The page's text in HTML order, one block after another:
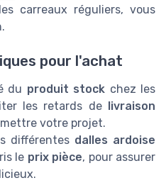
carreaux réguliers, vous
pour l'achat
du produit stock chez les
les retards de
livraison
votre projet.
différentes dalles ardoise
le prix pièce, pour assurer